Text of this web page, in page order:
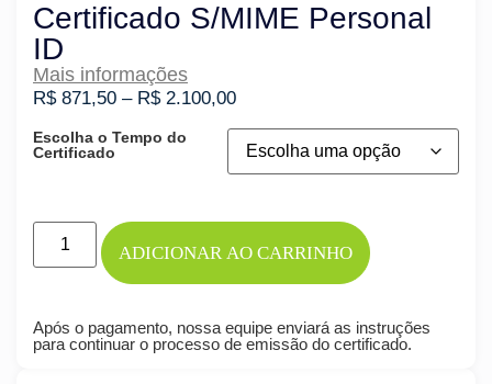
Certificado S/MIME Personal
ID
Mais informações
R$871,50 – R$2.100,00
Escolha o Tempo do
Certificado
ADICIONAR AO CARRINHO
Após o pagamento, nossa equipe enviará as instruções
para continuar o processo de emissão do certificado.